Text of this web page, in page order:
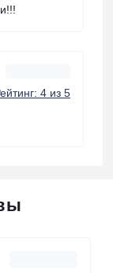
4 из 5